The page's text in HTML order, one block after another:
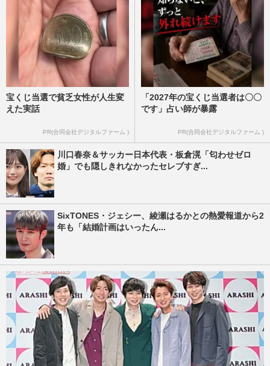
宝くじ当選で貧乏女性が人生変
えた実話
PR(合同会社デジタルファーム )
「2027年の宝くじ当選者は〇〇
です」占い師が暴露
PR(合同会社デジタルファーム )
川口春奈＆サッカー日本代表・板倉滉「匂わせゼロ
婚」でも隠しきれなかったセレブすぎ...
SixTONES・ジェシー、綾瀬はるかとの熱愛報道から2
年も「結婚計画はいったん...